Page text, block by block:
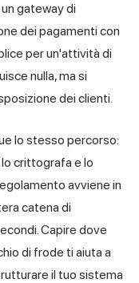
gateway di
dei pagamenti con
per un'attività di
nulla, ma si
dei clienti.
lo stesso percorso:
crittografa e lo
avviene in
catena di
Capire dove
di frode ti aiuta a
il tuo sistema